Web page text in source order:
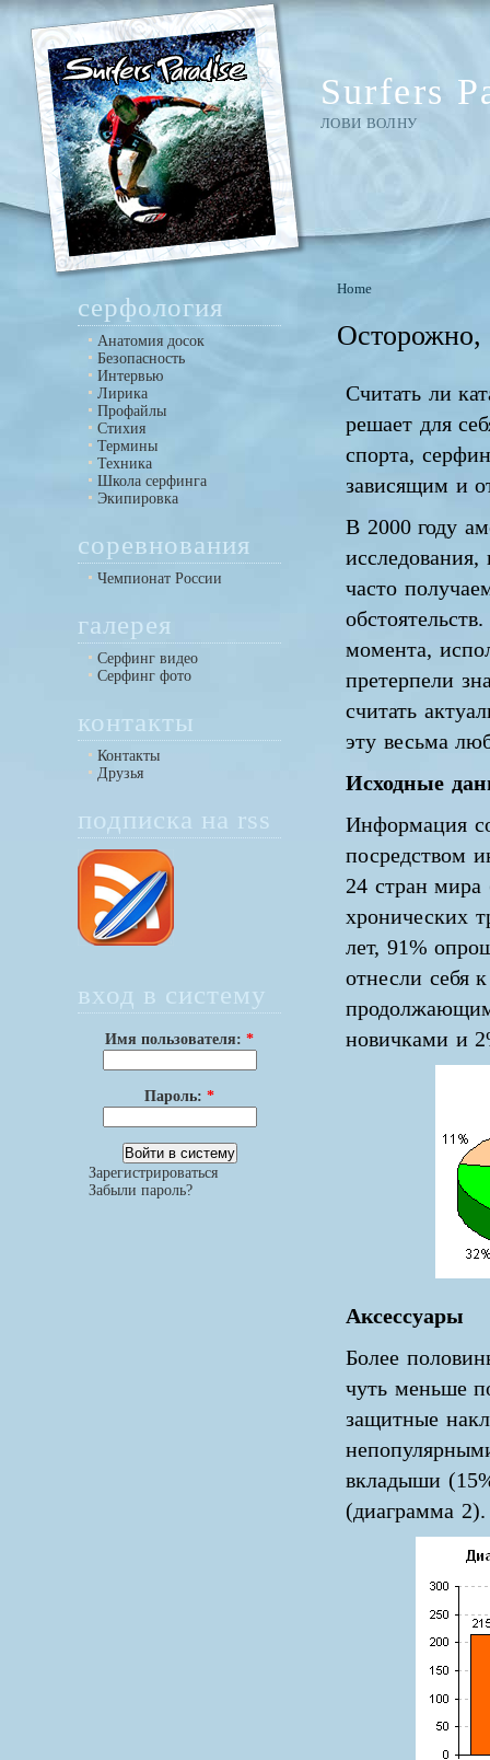
Surfers
ЛОВИ ВОЛНУ
серфология
Анатомия досок
Безопасность
Интервью
Лирика
Профайлы
Стихия
Термины
Техника
Школа серфинга
Экипировка
соревнования
Чемпионат России
галерея
Серфинг видео
Серфинг фото
контакты
Контакты
Друзья
подписка на rss
вход в систему
Имя пользователя:*
Пароль:*
Зарегистрироваться
Забыли пароль?
Home
Осторожно,
Считать ли
решает для
спорта,
зависящим и
В 2000 году
часто
момента,
претерпели
считать
эту весьма
Исходные
Информация
посредством
24 стран
хронических
лет, 91%
отнесли себя
новичками и
Аксессуары
Более
чуть меньше
защитные
вкладыши
(диаграмма 2).